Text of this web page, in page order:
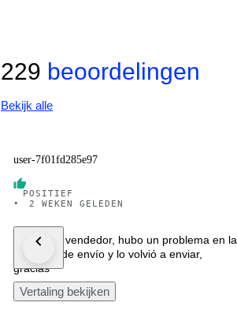
229 beoordelingen
Bekijk alle
user-7f01fd285e97
POSITIEF
•
2 WEKEN GELEDEN
Excelente vendedor, hubo un problema en la
dirección de envío y lo volvió a enviar,
gracias
Vertaling bekijken